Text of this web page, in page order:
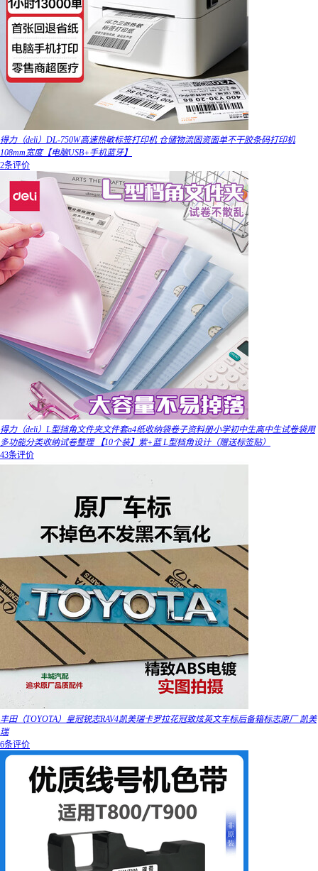
得力（deli）DL-750W高速热敏标签打印机 仓储物流固资面单不干胶条码打印机
108mm宽度【电脑USB+手机蓝牙】
2条评价
得力（deli）L型挡角文件夹文件套a4纸收纳袋卷子资料册小学初中生高中生试卷袋用
多功能分类收纳试卷整理 【10个装】紫+蓝 L型档角设计（赠送标签贴）
43条评价
丰田（TOYOTA）皇冠锐志RAV4凯美瑞卡罗拉花冠致炫英文车标后备箱标志原厂 凯美
瑞
6条评价